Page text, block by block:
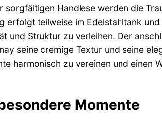
sorgfältigen Handlese werden die
erfolgt teilweise im Edelstahltank
und Struktur zu verleihen. Der
seine cremige Textur und seine
harmonisch zu vereinen und
Momente